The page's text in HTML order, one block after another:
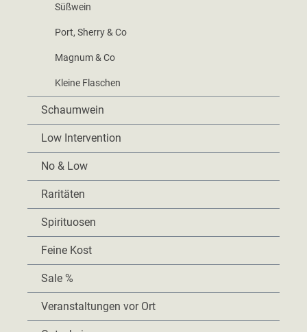
Süßwein
Port, Sherry & Co
Magnum & Co
Kleine Flaschen
Schaumwein
Low Intervention
No & Low
Raritäten
Spirituosen
Feine Kost
Sale %
Veranstaltungen vor Ort